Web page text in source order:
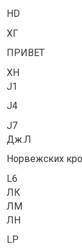
HD
ХГ
ПРИВЕТ
ХН
J1
J4
J7
Дж.Л
Норвежских
L6
ЛК
ЛМ
ЛН
LP